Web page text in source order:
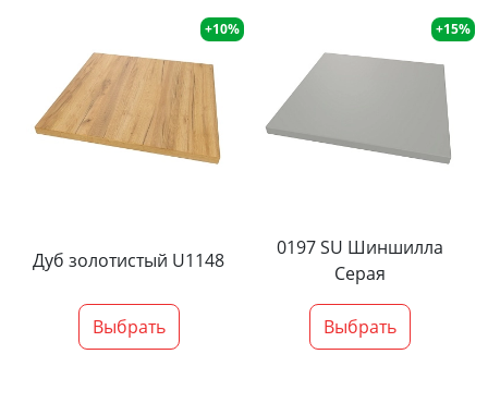
+10%
Дуб золотистый U1148
Выбрать
+15%
0197 SU Шиншилла
Серая
Выбрать